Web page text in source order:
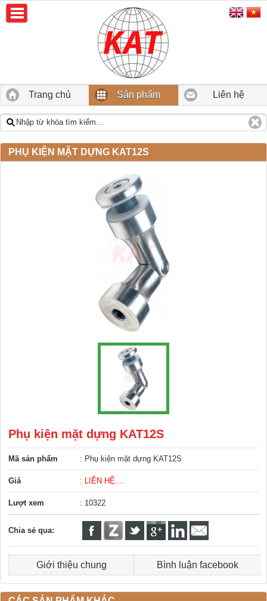
Trang chủ Sản phẩm Liên hệ
PHỤ KIỆN MẶT DỰNG KAT12S
Phụ kiện mặt dựng KAT12S
Mã sản phẩm : Phụ kiện mặt dựng KAT12S
Giá : LIÊN HỆ....
Lượt xem : 10322
Chia sẻ qua:
Giới thiệu chung Bình luận facebook